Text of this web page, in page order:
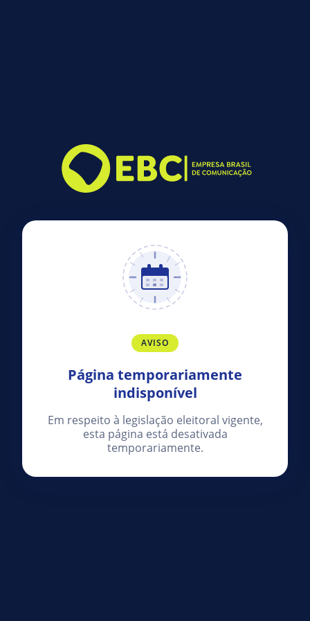
AVISO
Página temporariamente
indisponível
Em respeito à legislação eleitoral vigente,
esta página está desativada
temporariamente.